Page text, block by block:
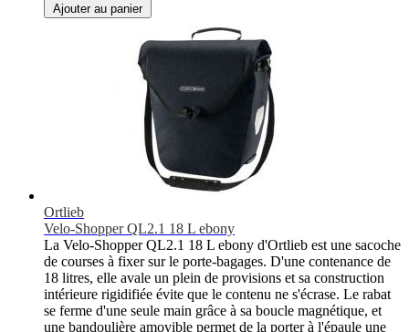
Ajouter au panier
Ortlieb
Velo-Shopper QL2.1 18 L ebony
La Velo-Shopper QL2.1 18 L ebony d'Ortlieb est une sacoche
de courses à fixer sur le porte-bagages. D'une contenance de
18 litres, elle avale un plein de provisions et sa construction
intérieure rigidifiée évite que le contenu ne s'écrase. Le rabat
se ferme d'une seule main grâce à sa boucle magnétique, et
une bandoulière amovible permet de la porter à l'épaule une